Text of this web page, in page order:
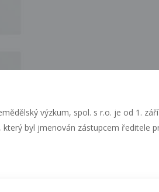
výzkum, spol. s r.o. je od 1.
byl jmenován zástupcem ředitele